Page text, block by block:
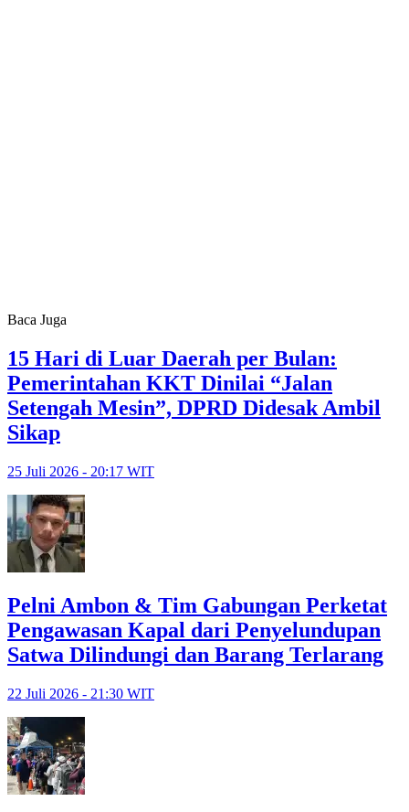
Baca Juga
15 Hari di Luar Daerah per Bulan:
Pemerintahan KKT Dinilai “Jalan
Setengah Mesin”, DPRD Didesak Ambil
Sikap
25 Juli 2026 - 20:17 WIT
Pelni Ambon & Tim Gabungan Perketat
Pengawasan Kapal dari Penyelundupan
Satwa Dilindungi dan Barang Terlarang
22 Juli 2026 - 21:30 WIT